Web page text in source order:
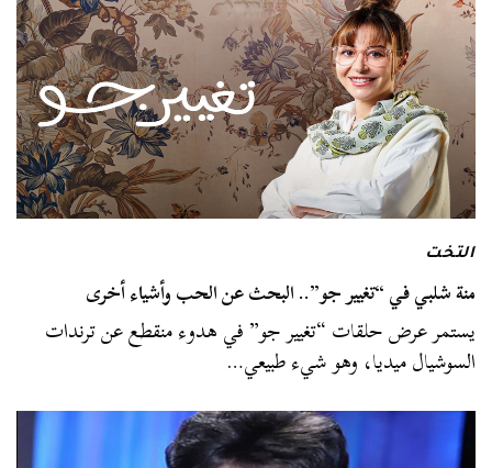
التخت
منة شلبي في “تغيير جو”.. البحث عن الحب وأشياء أخرى
يستمر عرض حلقات “تغيير جو” في هدوء منقطع عن ترندات
السوشيال ميديا، وهو شيء طبيعي…